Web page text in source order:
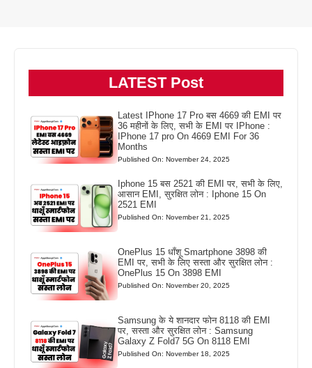
LATEST Post
Latest IPhone 17 Pro बस 4669 की EMI पर
36 महीनों के लिए, सभी के EMI पर IPhone :
IPhone 17 pro On 4669 EMI For 36
Months
Published On: November 24, 2025
Iphone 15 बस 2521 की EMI पर, सभी के लिए,
आसान EMI, सुरक्षित लोन : Iphone 15 On
2521 EMI
Published On: November 21, 2025
OnePlus 15 धाँशू Smartphone 3898 की
EMI पर, सभी के लिए सस्ता और सुरक्षित लोन :
OnePlus 15 On 3898 EMI
Published On: November 20, 2025
Samsung के ये शानदार फोन 8118 की EMI
पर, सस्ता और सुरक्षित लोन : Samsung
Galaxy Z Fold7 5G On 8118 EMI
Published On: November 18, 2025